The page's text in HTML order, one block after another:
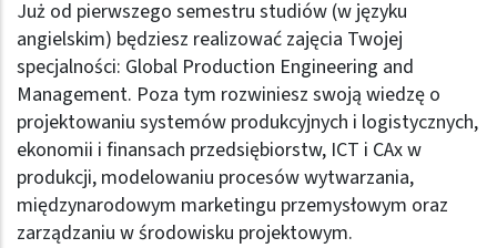
Już od pierwszego semestru studiów (w języku
angielskim) będziesz realizować zajęcia Twojej
specjalności: Global Production Engineering and
Management. Poza tym rozwiniesz swoją wiedzę o
projektowaniu systemów produkcyjnych i logistycznych,
ekonomii i finansach przedsiębiorstw, ICT i CAx w
produkcji, modelowaniu procesów wytwarzania,
międzynarodowym marketingu przemysłowym oraz
zarządzaniu w środowisku projektowym.